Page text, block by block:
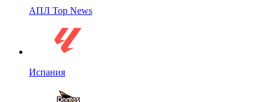
АПЛ Top News
Испания